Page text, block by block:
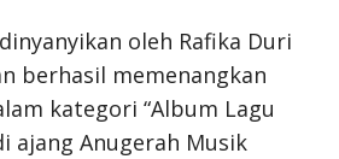
oleh Rafika Duri
berhasil memenangkan
kategori “Album Lagu
ajang Anugerah Musik